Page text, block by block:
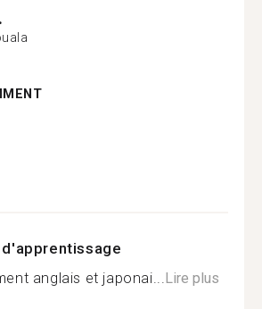
anglais et japonai...Lire plus